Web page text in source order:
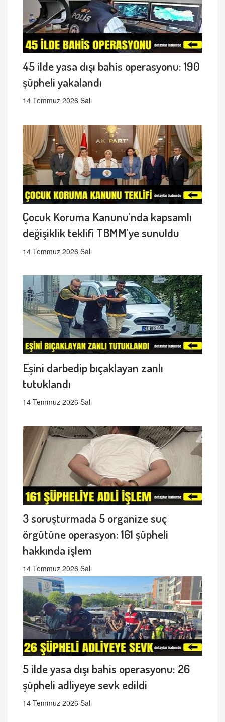
45 ilde yasa dışı bahis operasyonu: 190
şüpheli yakalandı
14 Temmuz 2026 Salı
Çocuk Koruma Kanunu'nda kapsamlı
değişiklik teklifi TBMM'ye sunuldu
14 Temmuz 2026 Salı
Eşini darbedip bıçaklayan zanlı
tutuklandı
14 Temmuz 2026 Salı
3 soruşturmada 5 organize suç
örgütüne operasyon: 161 şüpheli
hakkında işlem
14 Temmuz 2026 Salı
5 ilde yasa dışı bahis operasyonu: 26
şüpheli adliyeye sevk edildi
14 Temmuz 2026 Salı